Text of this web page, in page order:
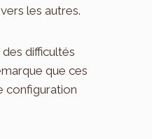
les autres.
difficultés
que ces
configuration